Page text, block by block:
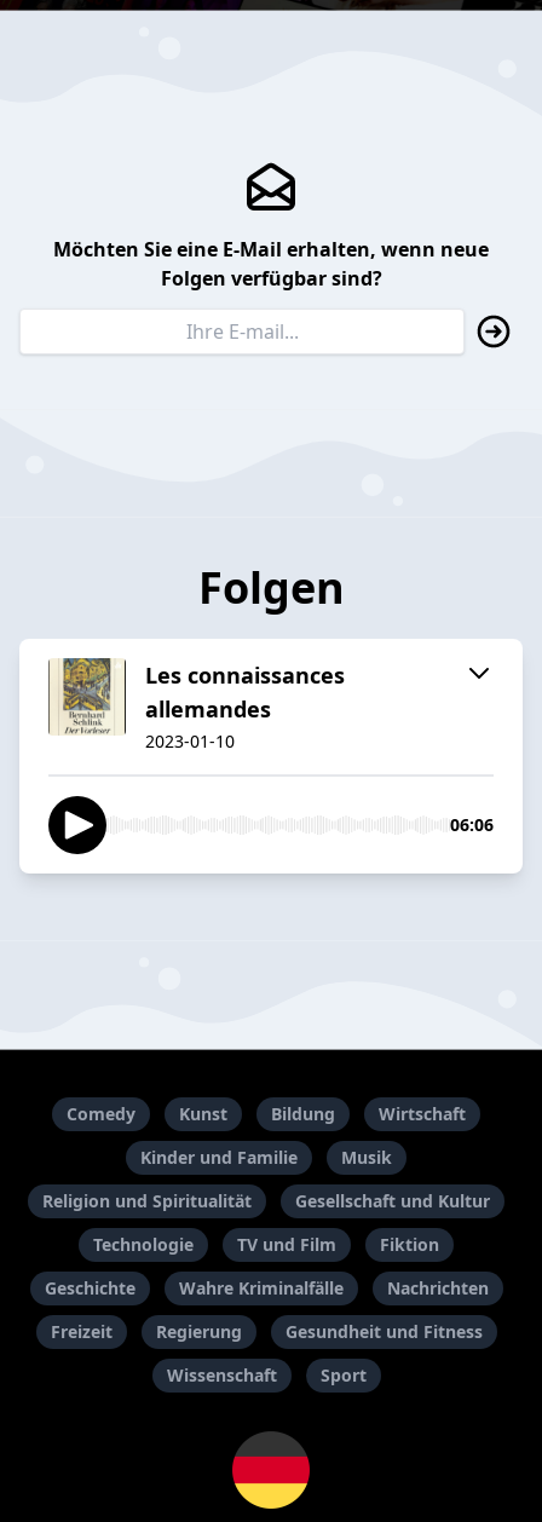
Möchten Sie eine E-Mail erhalten, wenn neue
Folgen verfügbar sind?
Folgen
Les connaissances
allemandes
2023-01-10
06:06
Comedy Kunst Bildung
Wirtschaft
Kinder und Familie
Musik
Religion und Spiritualität
Gesellschaft und Kultur
Technologie
TV und Film
Fiktion
Geschichte
Wahre Kriminalfälle
Nachrichten
Freizeit
Regierung
Gesundheit und Fitness
Wissenschaft
Sport